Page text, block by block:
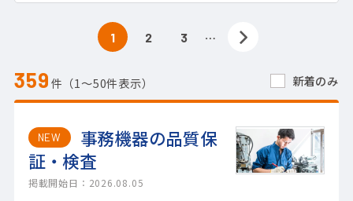
359件（1〜50件表示） 新着のみ
1 2 3 …
NEW
事務機器の品質保
証・検査
掲載開始日：2026.08.05